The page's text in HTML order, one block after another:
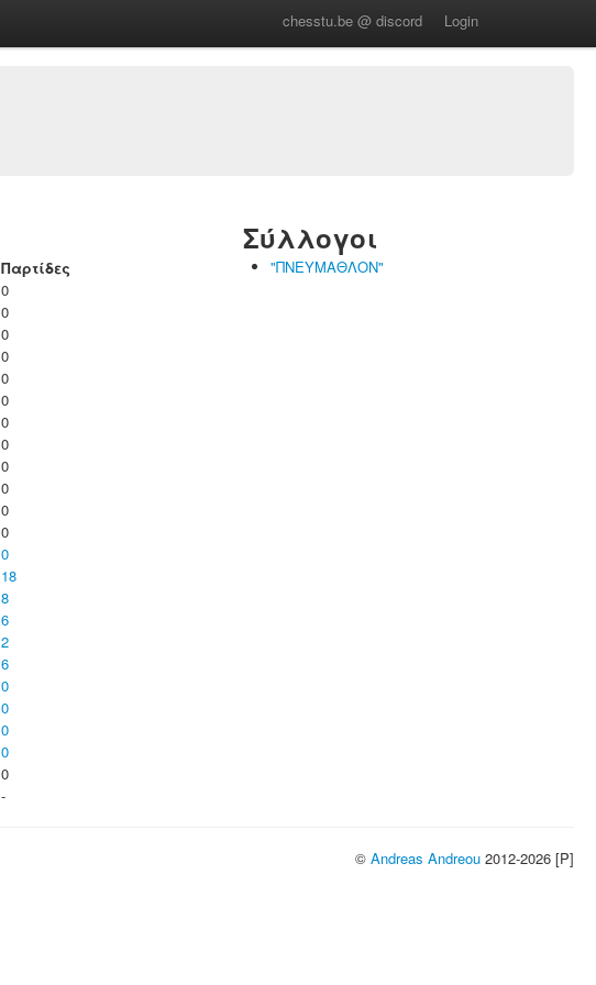
chesstu.be @ discord Login
Παρτίδες
0
0
0
0
0
0
0
0
0
0
0
0
0
18
8
6
2
6
0
0
0
0
0
-
Σύλλογοι
"ΠΝΕΥΜΑΘΛΟΝ"
© Andreas Andreou 2012-2026 [P]